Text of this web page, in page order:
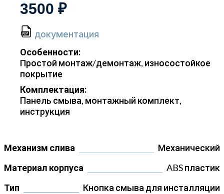
3500 ₽
документация
Особенности:
Простой монтаж/демонтаж, износостойкое
покрытие
Комплектация:
Панель смыва, монтажный комплект,
инструкция
Механизм слива
Механический
Материал корпуса
ABS пластик
Тип
Кнопка смыва для инсталляции